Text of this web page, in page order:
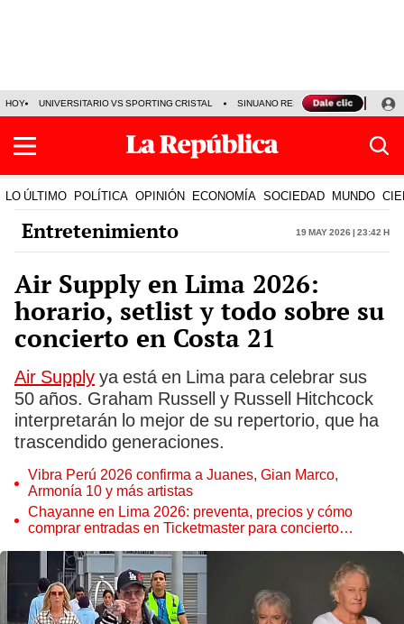
HOY UNIVERSITARIO VS SPORTING CRISTAL SINUANO RESULTADOS HOY
LO ÚLTIMO POLÍTICA OPINIÓN ECONOMÍA SOCIEDAD MUNDO
Entretenimiento 19 May 2026 | 23:42 h
Air Supply en Lima 2026:
horario, setlist y todo sobre su
concierto en Costa 21
Air Supply ya está en Lima para celebrar sus
50 años. Graham Russell y Russell Hitchcock
interpretarán lo mejor de su repertorio, que ha
trascendido generaciones.
Vibra Perú 2026 confirma a Juanes, Gian Marco,
Armonía 10 y más artistas
Chayanne en Lima 2026: preventa, precios y cómo
comprar entradas en Ticketmaster para concierto